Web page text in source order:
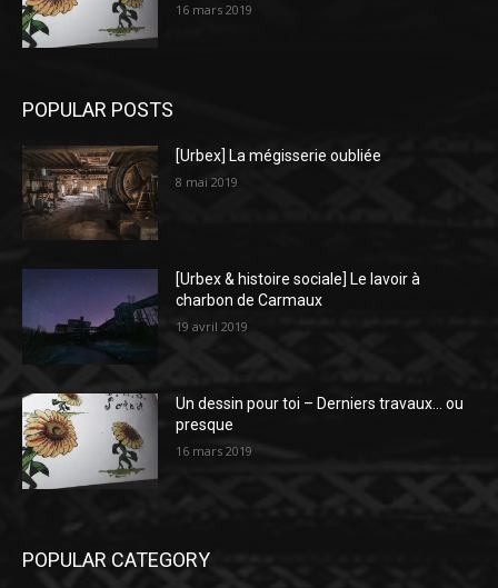
16 mars 2019
POPULAR POSTS
[Urbex] La mégisserie oubliée
8 mai 2019
[Urbex & histoire sociale] Le lavoir à
charbon de Carmaux
19 avril 2019
Un dessin pour toi – Derniers travaux… ou
presque
16 mars 2019
POPULAR CATEGORY